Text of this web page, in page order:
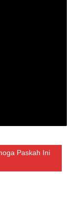
Paskah Ini